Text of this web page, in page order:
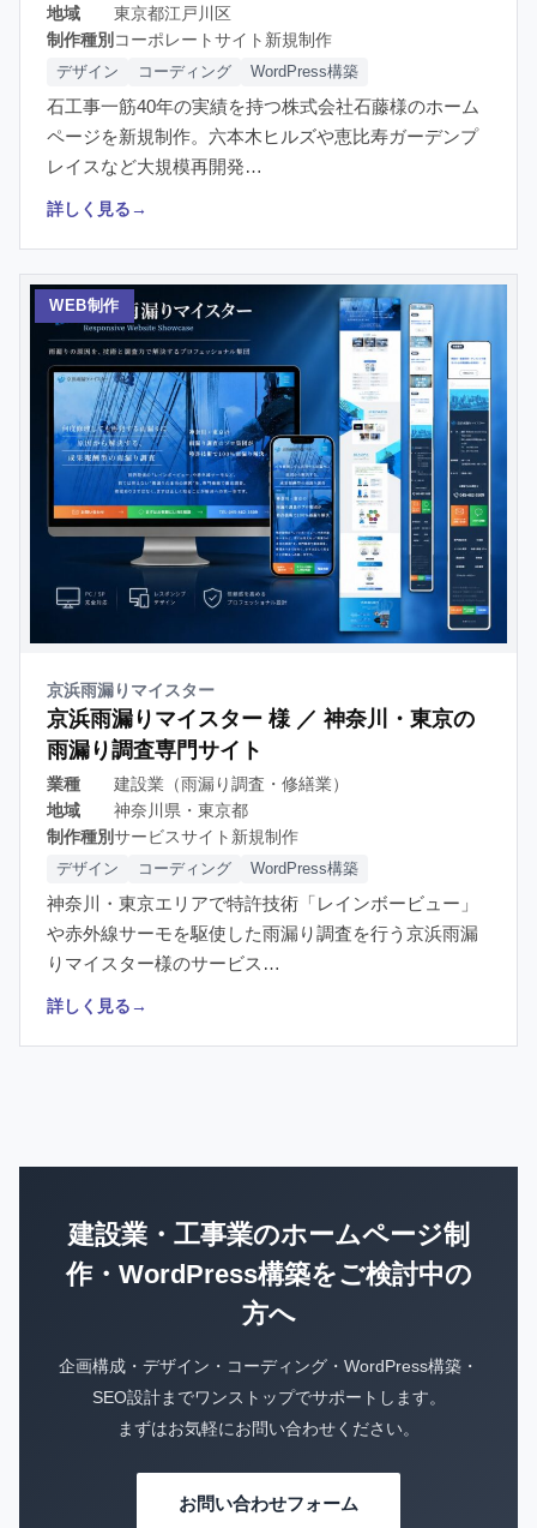
地域
東京都江戸川区
制作種別 コーポレートサイト新規制作
デザイン コーディング WordPress構築
石工事一筋40年の実績を持つ株式会社石藤様のホーム
ページを新規制作。六本木ヒルズや恵比寿ガーデンプ
レイスなど大規模再開発…
詳しく見る→
WEB制作
京浜雨漏りマイスター
京浜雨漏りマイスター 様 ／ 神奈川・東京の
雨漏り調査専門サイト
業種
建設業（雨漏り調査・修繕業）
地域
神奈川県・東京都
制作種別サービスサイト新規制作
デザイン コーディング WordPress構築
神奈川・東京エリアで特許技術「レインボービュー」
や赤外線サーモを駆使した雨漏り調査を行う京浜雨漏
りマイスター様のサービス…
詳しく見る→
建設業・工事業のホームページ制
作・WordPress構築をご検討中の
方へ
企画構成・デザイン・コーディング・WordPress構築・
SEO設計までワンストップでサポートします。
まずはお気軽にお問い合わせください。
お問い合わせフォーム